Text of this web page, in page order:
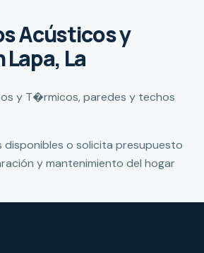
Acústicos y
La
y T�rmicos, paredes y techos
disponibles o solicita presupuesto
y mantenimiento del hogar